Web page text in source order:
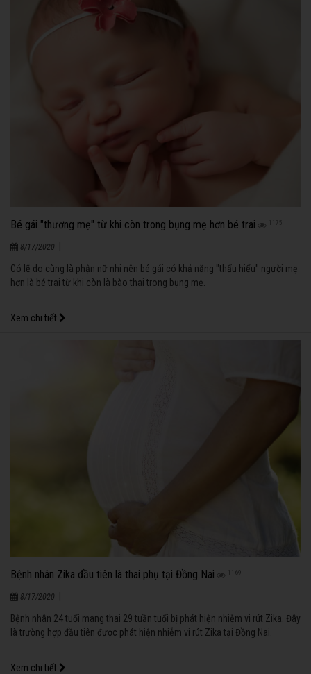
Bé gái "thương mẹ" từ khi còn trong bụng mẹ hơn bé trai 1175
8/17/2020
Có lẽ do cùng là phận nữ nhi nên bé gái có khả năng "thấu hiểu" người mẹ
hơn là bé trai từ khi còn là bào thai trong bụng mẹ.
Xem chi tiết
Bệnh nhân Zika đầu tiên là thai phụ tại Đồng Nai 1169
8/17/2020 |
Bệnh nhân 24 tuổi mang thai 29 tuần tuổi bị phát hiện nhiễm vi rút Zika. Đây
là trường hợp đầu tiên được phát hiện nhiễm vi rút Zika tại Đồng Nai.
Xem chi tiết